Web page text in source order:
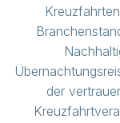
der